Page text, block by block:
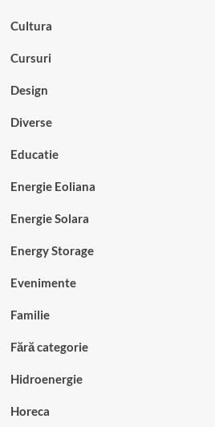
Cultura
Cursuri
Design
Diverse
Educatie
Energie Eoliana
Energie Solara
Energy Storage
Evenimente
Familie
Fără categorie
Hidroenergie
Horeca